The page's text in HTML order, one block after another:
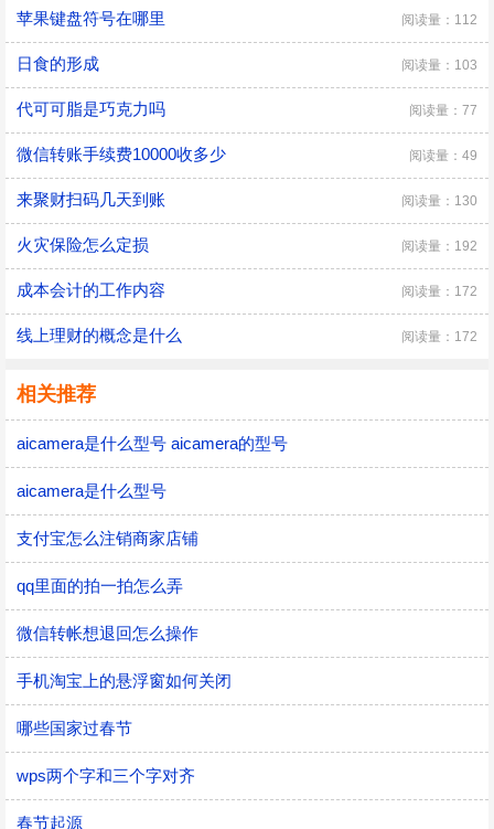
苹果键盘符号在哪里 阅读量：112
日食的形成 阅读量：103
代可可脂是巧克力吗 阅读量：77
微信转账手续费10000收多少 阅读量：49
来聚财扫码几天到账 阅读量：130
火灾保险怎么定损 阅读量：192
成本会计的工作内容 阅读量：172
线上理财的概念是什么 阅读量：172
相关推荐
aicamera是什么型号 aicamera的型号
aicamera是什么型号
支付宝怎么注销商家店铺
qq里面的拍一拍怎么弄
微信转帐想退回怎么操作
手机淘宝上的悬浮窗如何关闭
哪些国家过春节
wps两个字和三个字对齐
春节起源